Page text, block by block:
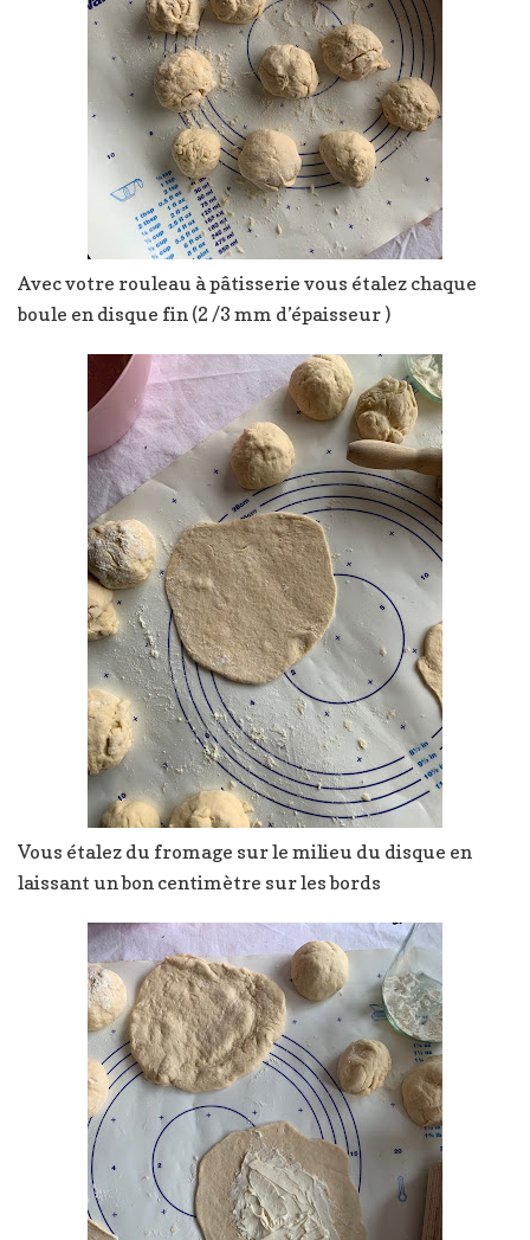
Avec votre rouleau à pâtisserie vous étalez chaque
boule en disque fin (2 /3 mm d’épaisseur )
Vous étalez du fromage sur le milieu du disque en
laissant un bon centimètre sur les bords